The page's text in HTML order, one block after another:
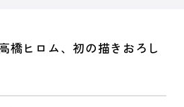
橋ヒロム、初の描きおろし